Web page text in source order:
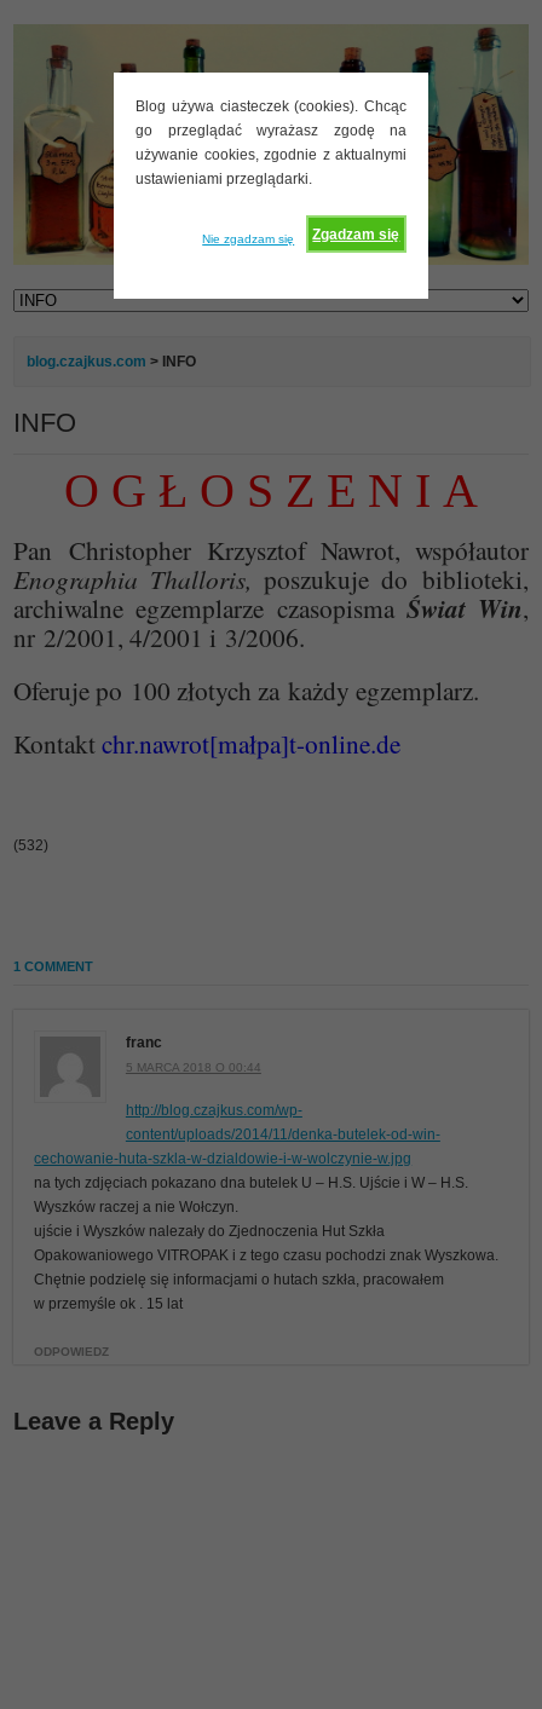
Blog używa ciasteczek (cookies). Chcąc
go przeglądać wyrażasz zgodę na
używanie cookies, zgodnie z aktualnymi
ustawieniami przeglądarki.
Zgadzam się
Nie zgadzam się
blog.czajkus.com > INFO
INFO
O G Ł O S Z E N I A
Pan Christopher Krzysztof Nawrot, współautor
Enographia Thalloris, poszukuje do biblioteki,
archiwalne egzemplarze czasopisma Świat Win,
nr 2/2001, 4/2001 i 3/2006.
Oferuje po 100 złotych za każdy egzemplarz.
Kontaktchr.nawrot[małpa]t-online.de
(532)
1 COMMENT
franc
5 MARCA 2018 O 00:44
http://blog.czajkus.com/wp-
content/uploads/2014/11/denka-butelek-od-win-
cechowanie-huta-szkla-w-dzialdowie-i-w-wolczynie-w.jpg
na tych zdjęciach pokazano dna butelek U – H.S. Ujście i W – H.S.
Wyszków raczej a nie Wołczyn.
ujście i Wyszków nalezały do Zjednoczenia Hut Szkła
Opakowaniowego VITROPAK i z tego czasu pochodzi znak Wyszkowa.
Chętnie podzielę się informacjami o hutach szkła, pracowałem
w przemyśle ok . 15 lat
ODPOWIEDZ
Leave a Reply